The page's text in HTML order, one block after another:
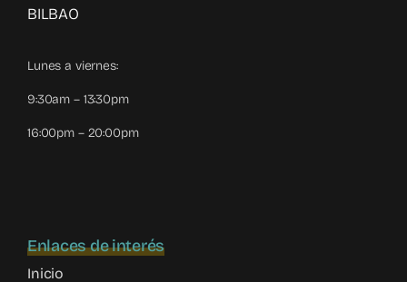
BILBAO
Lunes a viernes:
9:30am – 13:30pm
16:00pm – 20:00pm
Enlaces de interés
Inicio